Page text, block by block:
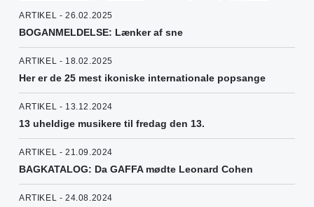
ARTIKEL - 26.02.2025
BOGANMELDELSE: Lænker af sne
ARTIKEL - 18.02.2025
Her er de 25 mest ikoniske internationale popsange
ARTIKEL - 13.12.2024
13 uheldige musikere til fredag den 13.
ARTIKEL - 21.09.2024
BAGKATALOG: Da GAFFA mødte Leonard Cohen
ARTIKEL - 24.08.2024